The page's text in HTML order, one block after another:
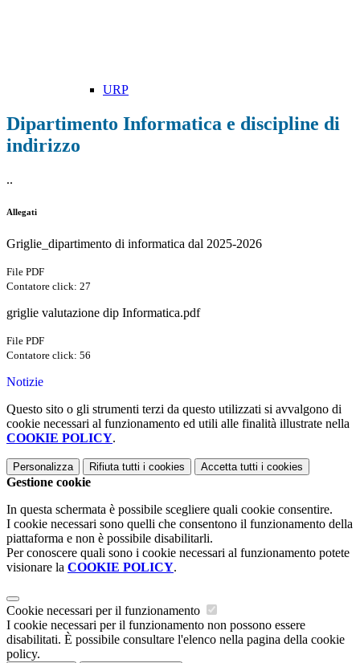
URP
Dipartimento Informatica e discipline di
indirizzo
..
Allegati
Griglie_dipartimento di informatica dal 2025-2026
File PDF
Contatore click: 27
griglie valutazione dip Informatica.pdf
File PDF
Contatore click: 56
Notizie
Questo sito o gli strumenti terzi da questo utilizzati si avvalgono di
cookie necessari al funzionamento ed utili alle finalità illustrate nella
COOKIE POLICY.
Personalizza Rifiuta tutti i cookies Accetta tutti i cookies
Gestione cookie
In questa schermata è possibile scegliere quali cookie consentire.
I cookie necessari sono quelli che consentono il funzionamento della
piattaforma e non è possibile disabilitarli.
Per conoscere quali sono i cookie necessari al funzionamento potete
visionare la COOKIE POLICY.
Cookie necessari per il funzionamento
I cookie necessari per il funzionamento non possono essere
disabilitati. È possibile consultare l'elenco nella pagina della cookie
policy.